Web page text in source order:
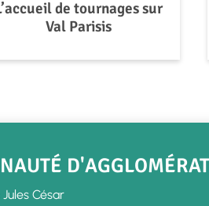
de tournages sur
Val Parisis
César